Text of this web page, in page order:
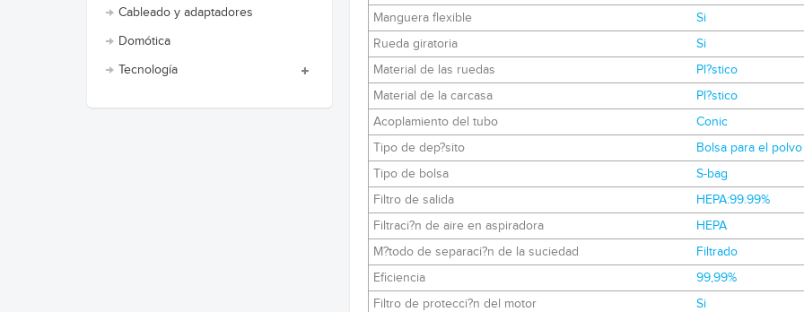
Cableado y adaptadores
Domótica
Tecnología
Manguera flexible
Si
Rueda giratoria
Si
Material de las ruedas
Pl?stico
Material de la carcasa
Pl?stico
Acoplamiento del tubo
Conic
Tipo de dep?sito
Bolsa para el polvo
Tipo de bolsa
S-bag
Filtro de salida
HEPA:99.99%
Filtraci?n de aire en aspiradora
HEPA
M?todo de separaci?n de la suciedad
Filtrado
Eficiencia
99,99%
Filtro de protecci?n del motor
Si